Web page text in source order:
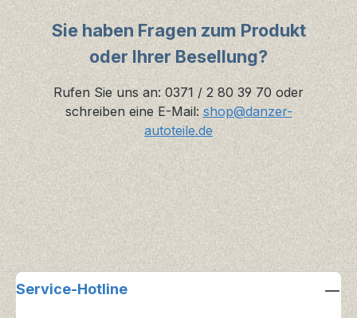
Sie haben Fragen zum Produkt
oder Ihrer Besellung?
Rufen Sie uns an: 0371 / 2 80 39 70 oder
schreiben eine E-Mail: shop@danzer-
autoteile.de
Service-Hotline